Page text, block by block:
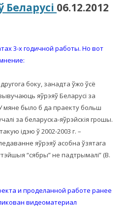
06.12.2012
3-х годичной работы. Но вот
боку, занадта ўжо ўсё
яўрэяў Беларусі за
мяне было б да праекту больш
за беларуска-яўрэйскія грошы.
ідэю ў 2002-2003 г. –
яўрэяў асобна ўзятага
“сябры” не падтрымалі” (В.
и проделанной работе ранее
видеоматериал